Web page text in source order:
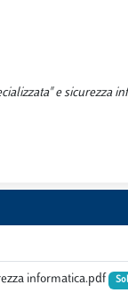
e sicurezza
informatica.pdf